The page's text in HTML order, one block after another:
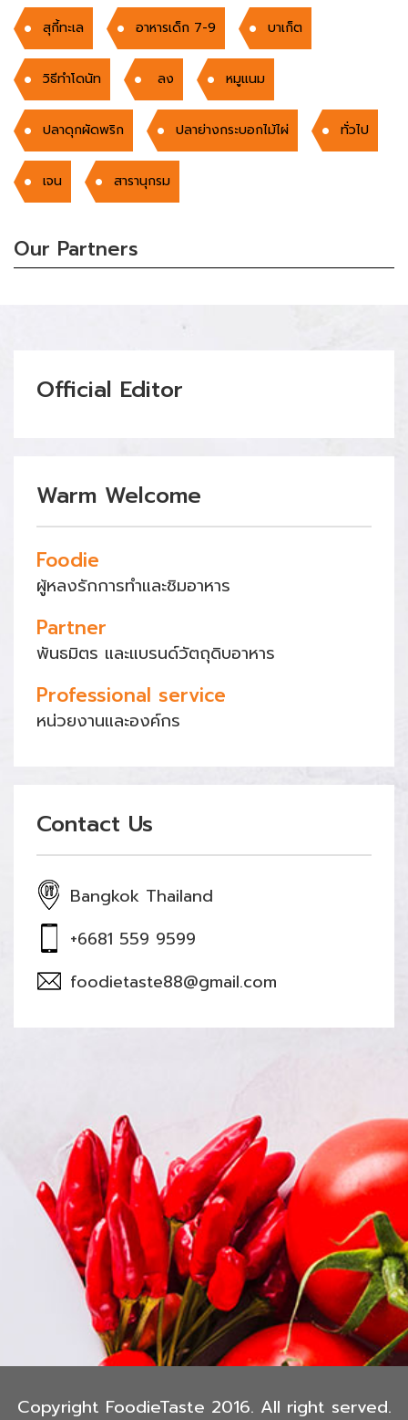
สุกี้ทะเล อาหารเด็ก 7-9 บาเก็ต
วิธีทำโดนัท ลง หมูแนม
ปลาดุกผัดพริก ปลาย่างกระบอกไม้ไผ่ ทั่วไป
เจน สารานุกรม
Our Partners
Official Editor
Warm Welcome
Foodie
ผู้หลงรักการทำและชิมอาหาร
Partner
พันธมิตร และแบรนด์วัตถุดิบอาหาร
Professional service
หน่วยงานและองค์กร
Contact Us
Bangkok Thailand
+6681 559 9599
foodietaste88@gmail.com
Copyright FoodieTaste 2016. All right served.